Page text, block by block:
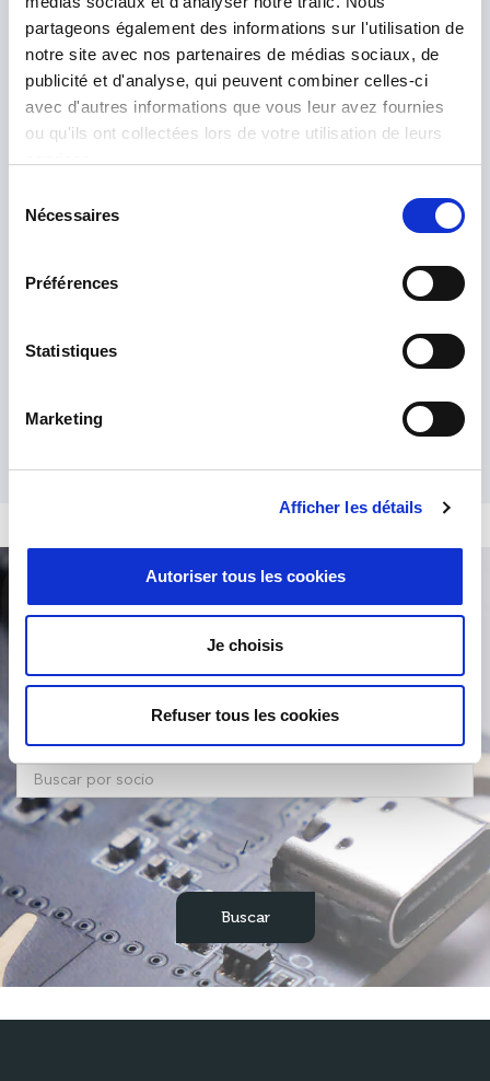
partageons également des informations sur l'utilisation de
notre site avec nos partenaires de médias sociaux, de
publicité et d'analyse, qui peuvent combiner celles-ci
avec d'autres informations que vous leur avez fournies
ou qu'ils ont collectées lors de votre utilisation de leurs
Nécessaires
Préférences
Statistiques
Marketing
Afficher les détails
Autoriser tous les cookies
Je choisis
Refuser tous les cookies
He leído y acepto la
Búsqueda de producto
/